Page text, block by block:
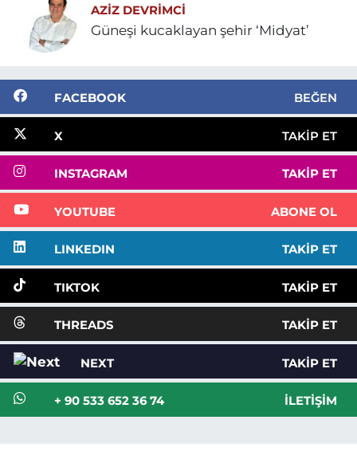
AZIZ DEVRIMCI
Güneşi kucaklayan şehir ‘Midyat’
FACEBOOK BEĞEN
X TAKIP ET
INSTAGRAM TAKIP ET
YOUTUBE ABONE OL
LINKEDIN TAKIP ET
TIKTOK TAKIP ET
THREADS TAKIP ET
NEXT TAKIP ET
+ 90 533 652 36 74 İLETIŞIM